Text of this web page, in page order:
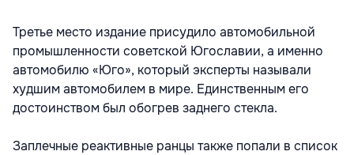
Третье место издание присудило автомобильной
промышленности советской Югославии, а именно
автомобилю «Юго», который эксперты называли
худшим автомобилем в мире. Единственным его
достоинством был обогрев заднего стекла.
Заплечные реактивные ранцы также попали в список